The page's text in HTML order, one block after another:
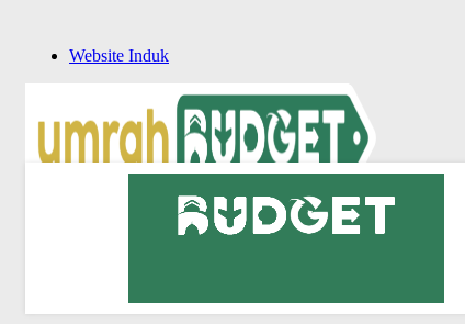
Website Induk